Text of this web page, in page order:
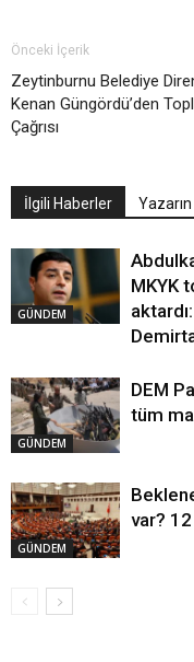
Önceki İçerik
Zeytinburnu Belediye
Kenan Güngördü’den
Çağrısı
İlgili Haberler
GÜNDEM
MKYK
GÜNDEM
DEM
tüm
GÜNDEM
var?